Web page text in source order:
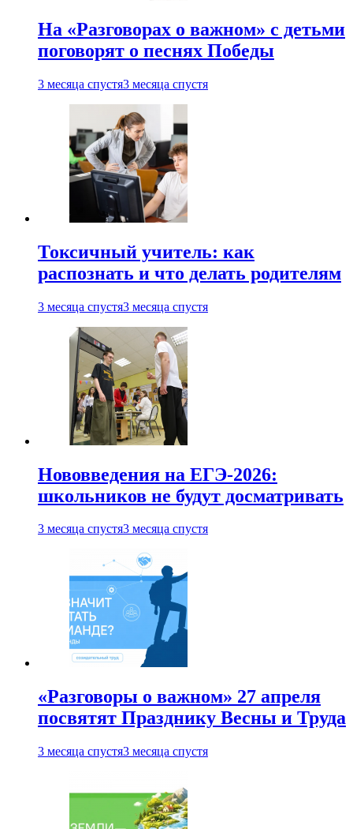
На «Разговорах о важном» с детьми
поговорят о песнях Победы
3 месяца спустя3 месяца спустя
Токсичный учитель: как
распознать и что делать родителям
3 месяца спустя3 месяца спустя
Нововведения на ЕГЭ-2026:
школьников не будут досматривать
3 месяца спустя3 месяца спустя
«Разговоры о важном» 27 апреля
посвятят Празднику Весны и Труда
3 месяца спустя3 месяца спустя